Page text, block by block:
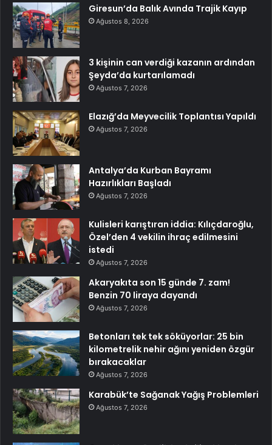
Giresun’da Balık Avında Trajik Kayıp
Ağustos 8, 2026
3 kişinin can verdiği kazanın ardından
Şeyda’da kurtarılamadı
Ağustos 7, 2026
Elazığ’da Meyvecilik Toplantısı Yapıldı
Ağustos 7, 2026
Antalya’da Kurban Bayramı
Hazırlıkları Başladı
Ağustos 7, 2026
Kulisleri karıştıran iddia: Kılıçdaroğlu,
Özel’den 4 vekilin ihraç edilmesini
istedi
Ağustos 7, 2026
Akaryakıta son 15 günde 7. zam!
Benzin 70 liraya dayandı
Ağustos 7, 2026
Betonları tek tek söküyorlar: 25 bin
kilometrelik nehir ağını yeniden özgür
bırakacaklar
Ağustos 7, 2026
Karabük’te Sağanak Yağış Problemleri
Ağustos 7, 2026